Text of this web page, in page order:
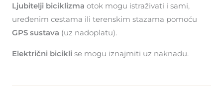
Ljubitelji biciklizma otok mogu istraživati ​​i sami,
uređenim cestama ili terenskim stazama pomoću
GPS sustava (uz nadoplatu).
Električni bicikli se mogu iznajmiti uz naknadu.